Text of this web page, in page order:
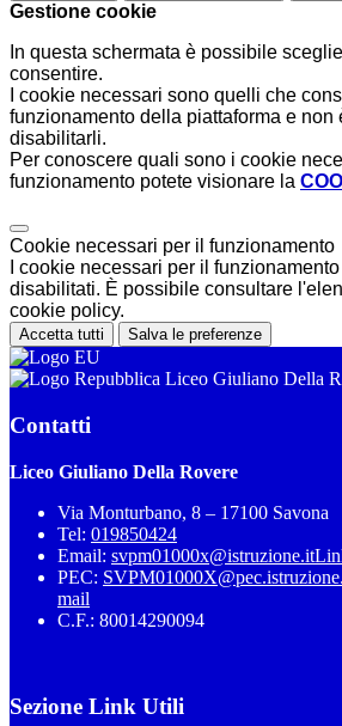
Gestione cookie
In questa schermata è possibile
consentire.
I cookie necessari sono quelli che
funzionamento della piattaforma e non
disabilitarli.
Per conoscere quali sono i cookie
funzionamento potete visionare la
Cookie necessari per il funzionamento
I cookie necessari per il
disabilitati. È possibile consultare
cookie policy.
Accetta tutti Salva le preferenze
Liceo Giuliano Della
Contatti
Liceo Giuliano Della Rovere
Via Monturbano, 8 – 17100 Savona
Tel: 019850424
Email: svpm01000x@istruzione.it
PEC:
mail
C.F.: 80014290094
Sezione Link Utili